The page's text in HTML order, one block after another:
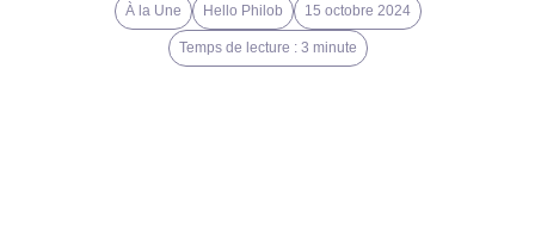
À la Une Hello Philob 15 octobre 2024
Temps de lecture : 3 minute